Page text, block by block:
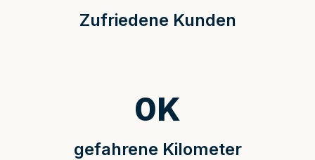
Zufriedene Kunden
gefahrene Kilometer
0K